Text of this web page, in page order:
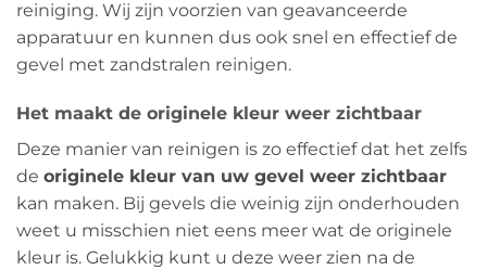
reiniging. Wij zijn voorzien van geavanceerde
apparatuur en kunnen dus ook snel en effectief de
gevel met zandstralen reinigen.
Het maakt de originele kleur weer zichtbaar
Deze manier van reinigen is zo effectief dat het zelfs
de originele kleur van uw gevel weer zichtbaar
kan maken. Bij gevels die weinig zijn onderhouden
weet u misschien niet eens meer wat de originele
kleur is. Gelukkig kunt u deze weer zien na de